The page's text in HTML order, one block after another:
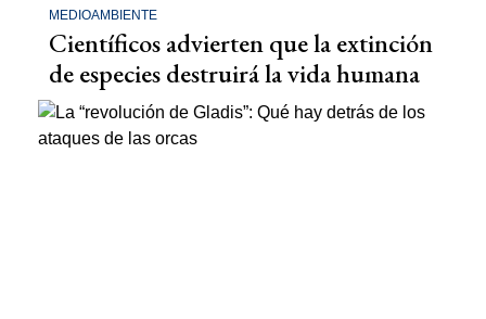
MEDIOAMBIENTE
Científicos advierten que la extinción
de especies destruirá la vida humana